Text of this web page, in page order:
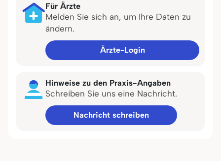
Für Ärzte
Melden Sie sich an, um Ihre Daten zu
ändern.
Ärzte-Login
Hinweise zu den Praxis-Angaben
Schreiben Sie uns eine Nachricht.
Nachricht schreiben